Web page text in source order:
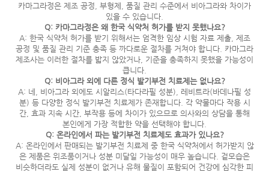
카마그라정은 제조 공정, 부형제, 품질 관리 수준에서 비아그라와 차이가
있을 수 있습니다.
Q: 카마그라정은 왜 한국 식약처 허가를 받지 못했나요?
A: 한국 식약처 허가를 받기 위해서는 엄격한 임상 시험 자료 제출, 제조
공정 및 품질 관리 기준 충족 등 까다로운 절차를 거쳐야 합니다. 카마그라
제조사는 이러한 절차를 밟지 않았거나, 기준을 충족하지 못했을 가능성이
큽니다.
Q: 비아그라 외에 다른 정식 발기부전 치료제는 없나요?
A: 네, 비아그라 외에도 시알리스(타다라필 성분), 레비트라(바데나필 성
분) 등 다양한 정식 발기부전 치료제가 존재합니다. 각 약물마다 작용 시
간, 효과 지속 시간, 부작용 등에 차이가 있으므로 의사와의 상담을 통해
본인에게 가장 적합한 약을 선택해야 합니다.
Q: 온라인에서 파는 발기부전 치료제도 효과가 있나요?
A: 온라인에서 판매되는 발기부전 치료제 중 한국 식약처에서 허가받지 않
은 제품은 위조품이거나 성분 미달일 가능성이 매우 높습니다. 겉모습은
비슷하더라도 실제 성분이 없거나 유해 물질이 포함되어 건강에 심각한 피